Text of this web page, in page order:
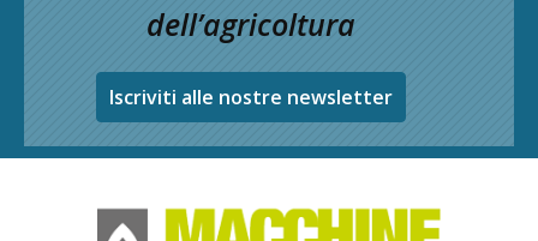
dell’agricoltura
Iscriviti alle nostre newsletter